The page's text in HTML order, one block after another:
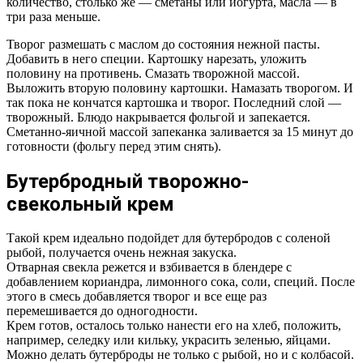
три раза меньше.
Творог размешать с маслом до состояния нежной пасты.
Добавить в него специи. Картошку нарезать, уложить
половину на противень. Смазать творожной массой.
Выложить вторую половину картошки. Намазать творогом. И
так пока не кончатся картошка и творог. Последний слой —
творожный. Блюдо накрывается фольгой и запекается.
Сметанно-яичной массой запеканка заливается за 15 минут до
готовности (фольгу перед этим снять).
Бутербродный творожно-
свекольный крем
Такой крем идеально подойдет для бутербродов с соленой
рыбой, получается очень нежная закуска.
Отварная свекла режется и взбивается в блендере с
добавлением кориандра, лимонного сока, соли, специй. После
этого в смесь добавляется творог и все еще раз
перемешивается до одногодности.
Крем готов, осталось только нанести его на хлеб, положить,
например, селедку или кильку, украсить зеленью, яйцами.
Можно делать бутерброды не только с рыбой, но и с колбасой.